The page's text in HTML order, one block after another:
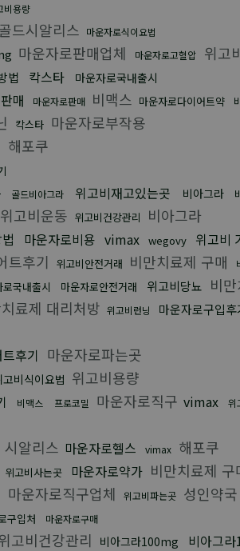
비용량
골드시알리스 마운자로식이요법
마운자로판매업체 마운자로고혈압 위고
법 칵스타 마운자로국내출시
매 마운자로판매 비맥스 마운자로다이어트약
칵스타 마운자로부작용
해포쿠
골드비아그라 위고비재고있는곳 비아그라
위고비운동 위고비건강관리 비아그라
마운자로비용 vimax wegovy 위고비
트후기 위고비안전거래 비만치료제 구매
로국내출시 마운자로안전거래 위고비당뇨 비
료제 대리처방 위고비런닝 마운자로구입후
후기 마운자로파는곳
고비식이요법 위고비용량
비맥스 프로코밀 마운자로직구 vimax 위
시알리스 마운자로헬스 vimax 해포쿠
위고비사는곳 마운자로약가 비만치료제 구
마운자로직구업체 위고비파는곳 성인약국
구입처
마운자로구매
고비건강관리 비아그라100mg 비아그